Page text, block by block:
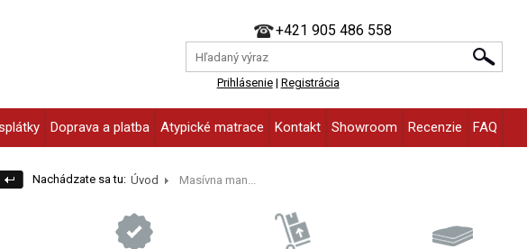
+421 905 486 558
Prihlásenie| Registrácia
Doprava a platba Atypické matrace Kontakt Showroom Recenzie FAQ
Nachádzate sa tu: Úvod Masívna man...